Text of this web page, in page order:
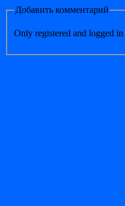
Добавить комментарий
Only registered and logged